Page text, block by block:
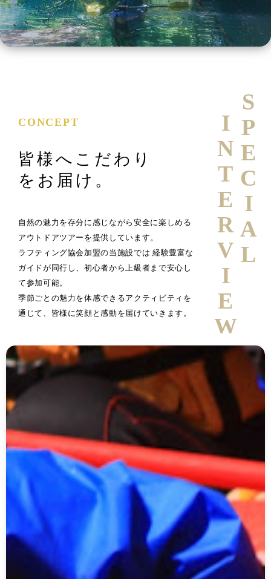
CONCEPT
皆様へこだわり
をお届け。
自然の魅力を存分に感じながら安全に楽しめる
アウトドアツアーを提供しています。
ラフティング協会加盟の当施設では 経験豊富な
ガイドが同行し、初心者から上級者まで安心し
て参加可能。
季節ごとの魅力を体感できるアクティビティを
通じて、皆様に笑顔と感動を届けていきます。
SPECIAL
INTERVIEW